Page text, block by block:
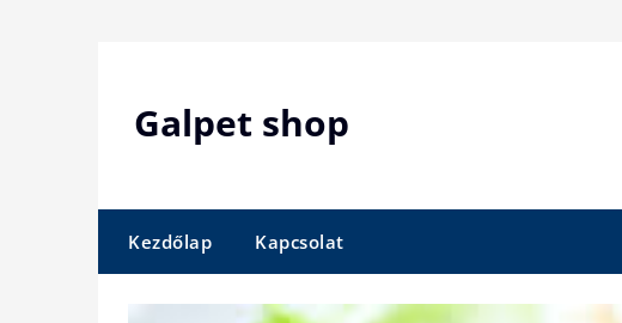
Galpet shop
Kezdőlap Kapcsolat